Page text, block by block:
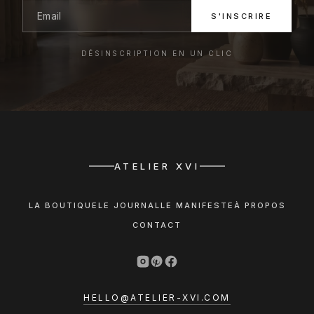
S'INSCRIRE
DÉSINSCRIPTION EN UN CLIC
ATELIER XVI
LA BOUTIQUE LE JOURNALLE MANIFESTE À PROPOS
CONTACT
HELLO@ATELIER-XVI.COM